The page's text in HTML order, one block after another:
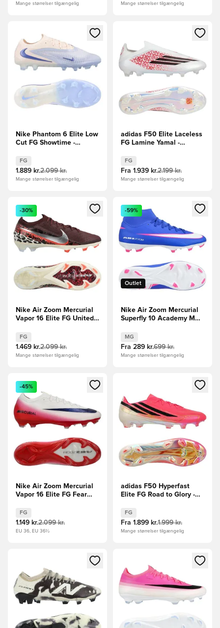
Mange størrelser tilgængelig Mange størrelser tilgængelig
Åbner en Modal til at logge ind eller tilmelde dig som
Nike Phantom 6 Elite Low
Cut FG Showtime -
FG
1.889 kr.2.099 kr.
Mange størrelser tilgængelig
Åbner en Modal til at logge
adidas F50 Elite Laceless
FG Lamine Yamal -
FG
Fra 1.939 kr.2.199 kr.
Mange størrelser tilgængelig
Åbner en Modal til at logge ind eller tilmelde dig som
-30%
Nike Air Zoom Mercurial
Vapor 16 Elite FG United -
FG
1.469 kr.2.099 kr.
Mange størrelser tilgængelig
Åbner en Modal til at logge
Outlet
-59%
Nike Air Zoom Mercurial
Superfly 10 Academy MG
MG
Fra 289 kr.699 kr.
Mange størrelser tilgængelig
Åbner en Modal til at logge ind eller tilmelde dig som
-45%
Nike Air Zoom Mercurial
Vapor 16 Elite FG Fear
FG
1.149 kr.2.099 kr.
EU 36, EU 36½
Åbner en Modal til at logge
adidas F50 Hyperfast
Elite FG Road to Glory -
FG
Fra 1.899 kr.1.999 kr.
Mange størrelser tilgængelig
Åbner en Modal til at logge ind eller tilmelde dig som
Åbner en Modal til at logge